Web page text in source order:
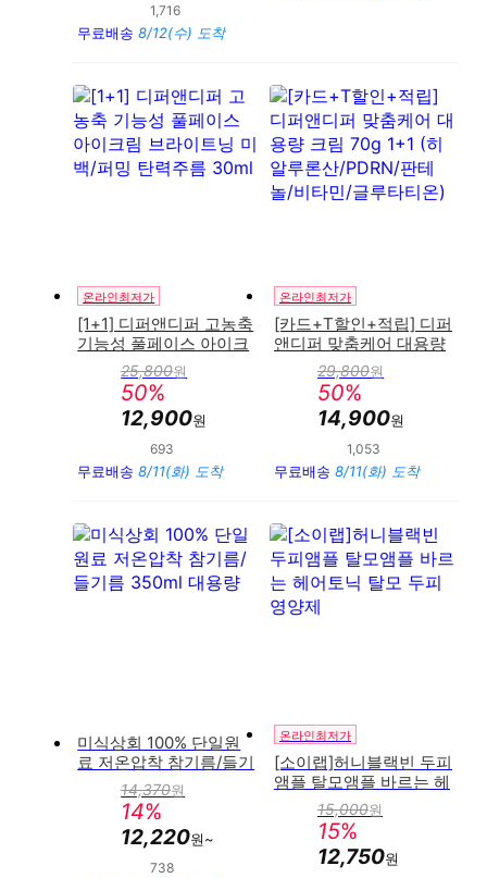
1,716
무료배송 8/12(수) 도착
온라인최저가
[1+1] 디퍼앤디퍼 고농축
기능성 풀페이스 아이크
림 브라이트닝 미백/퍼밍
탄력주름 30ml
25,800원
50%
12,900원
693
무료배송 8/11(화) 도착
온라인최저가
[카드+T할인+적립] 디퍼
앤디퍼 맞춤케어 대용량
크림 70g 1+1 (히알루론
산/PDRN/판테놀/비타
민/글루타티온)
29,800원
50%
14,900원
1,053
무료배송 8/11(화) 도착
미식상회 100% 단일원
료 저온압착 참기름/들기
름 350ml 대용량
14,370원
14%
12,220원~
738
온라인최저가
[소이랩]허니블랙빈 두피
앰플 탈모앰플 바르는 헤
어토닉 탈모 두피영양제
15,000원
15%
12,750원